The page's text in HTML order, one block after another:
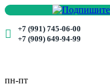
+7 (991) 745-06-00
+7 (909) 649-94-99
пн-пт